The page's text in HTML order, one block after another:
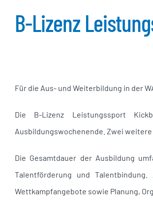
B-Lizenz
Für die Aus- und Weiterbildung in der
Die B-Lizenz Leistungssport
Ausbildungswochenende. Zwei weitere
Die Gesamtdauer der Ausbildung
Talentförderung und
Wettkampfangebote sowie Planung,